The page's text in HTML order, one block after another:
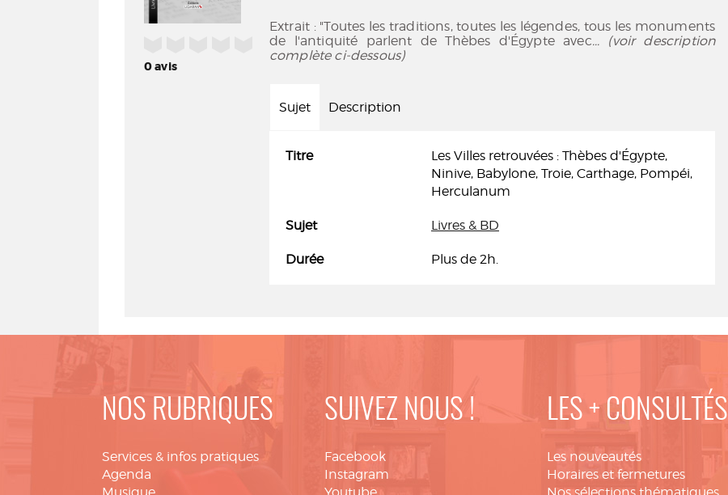
0avis
Extrait : "Toutes les traditions, toutes les légendes, tous les monuments
de l'antiquité parlent de Thèbes d'Égypte avec... (voir description
complète ci-dessous)
Sujet Description
Titre
Les Villes retrouvées : Thèbes d'Égypte,
Ninive, Babylone, Troie, Carthage, Pompéi,
Herculanum
Sujet Livres & BD
Durée Plus de 2h.
NOS RUBRIQUES
Services & infos pratiques
Agenda
SUIVEZ NOUS !
Facebook
Instagram
LES + CONSULTÉS
Les nouveautés
Horaires et fermetures